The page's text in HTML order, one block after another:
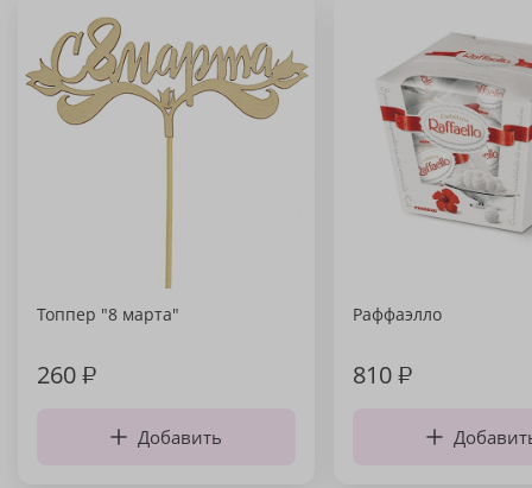
Топпер "8 марта"
260₽
Добавить
Раффаэлло
810₽